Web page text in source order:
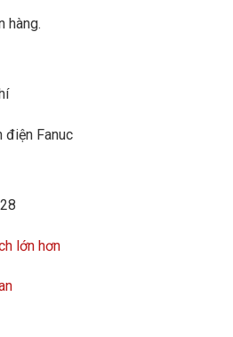
hàng.
điện Fanuc
lớn hơn